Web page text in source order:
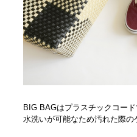
BIG BAGはプラスチックコー
水洗いが可能なため汚れた際の